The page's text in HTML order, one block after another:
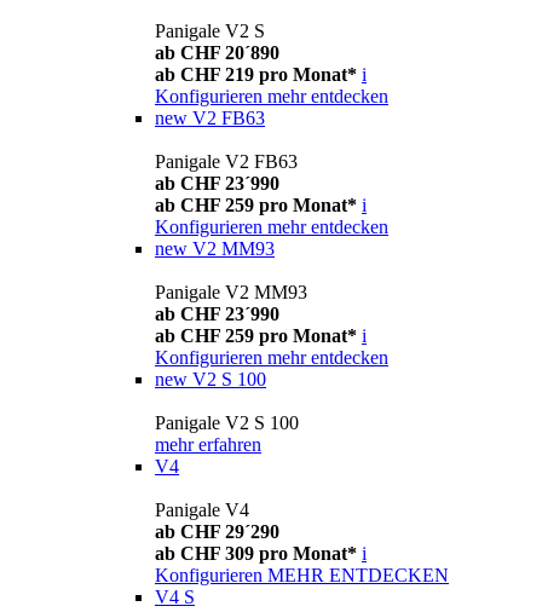
Panigale V2 S
ab CHF 20´890
ab CHF 219 pro Monat* i
Konfigurieren mehr entdecken
new V2 FB63
Panigale V2 FB63
ab CHF 23´990
ab CHF 259 pro Monat* i
Konfigurieren mehr entdecken
new V2 MM93
Panigale V2 MM93
ab CHF 23´990
ab CHF 259 pro Monat* i
Konfigurieren mehr entdecken
new V2 S 100
Panigale V2 S 100
mehr erfahren
V4
Panigale V4
ab CHF 29´290
ab CHF 309 pro Monat* i
Konfigurieren MEHR ENTDECKEN
V4 S